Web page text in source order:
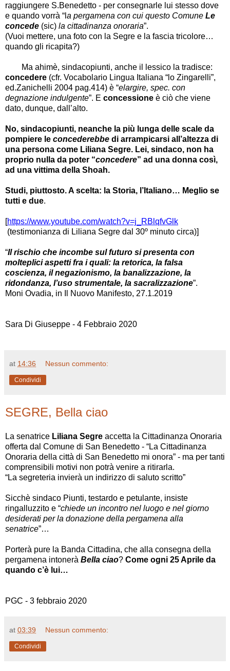
raggiungere S.Benedetto - per consegnarle lui stesso dove
e quando vorrà “l a pergamena con cui questo Comune Le
concede (sic) la cittadinanza onoraria”.
(Vuoi mettere, una foto con la Segre e la fascia tricolore…
quando gli ricapita?)
Ma ahimè, sindacopiunti, anche il lessico la tradisce:
concedere (cfr. Vocabolario Lingua Italiana “lo Zingarelli”,
ed.Zanichelli 2004 pag.414) è “elargire, spec. con
degnazione indulgente”. E concessione è ciò che viene
dato, dunque, dall’alto.
No, sindacopiunti, neanche la più lunga delle scale da
pompiere le concederebbe di arrampicarsi all’altezza di
una persona come Liliana Segre. Lei, sindaco, non ha
proprio nulla da poter “concedere” ad una donna così,
ad una vittima della Shoah.
Studi, piuttosto. A scelta: la Storia, l’Italiano… Meglio se
tutti e due.
[https://www.youtube.com/watch?v=j_RBlqfvGlk
(testimonianza di Liliana Segre dal 30º minuto circa)]
“Il rischio che incombe sul futuro si presenta con
molteplici aspetti fra i quali: la retorica, la falsa
coscienza, il negazionismo, la banalizzazione, la
ridondanza, l’uso strumentale, la sacralizzazione”.
Moni Ovadia, in Il Nuovo Manifesto, 27.1.2019
Sara Di Giuseppe - 4 Febbraio 2020
at 14:36 Nessun commento:
Condividi
SEGRE, Bella ciao
La senatrice Liliana Segre accetta la Cittadinanza Onoraria
offerta dal Comune di San Benedetto - “La Cittadinanza
Onoraria della città di San Benedetto mi onora” - ma per tanti
comprensibili motivi non potrà venire a ritirarla.
“La segreteria invierà un indirizzo di saluto scritto”
Sicchè sindaco Piunti, testardo e petulante, insiste
ringalluzzito e “chiede un incontro nel luogo e nel giorno
desiderati per la donazione della pergamena alla
senatrice”…
Porterà pure la Banda Cittadina, che alla consegna della
pergamena intonerà Bella ciao? Come ogni 25 Aprile da
quando c’è lui…
PGC - 3 febbraio 2020
at 03:39 Nessun commento:
Condividi